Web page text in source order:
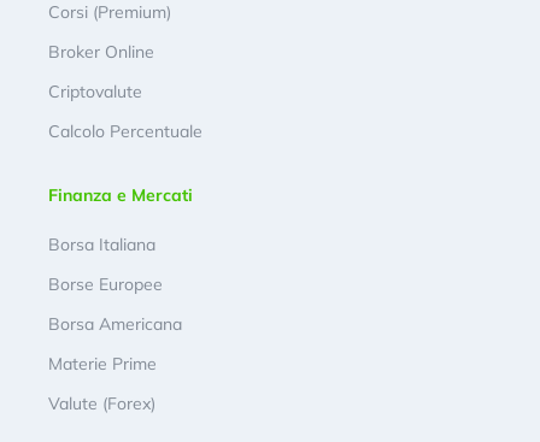
Corsi (Premium)
Broker Online
Criptovalute
Calcolo Percentuale
Finanza e Mercati
Borsa Italiana
Borse Europee
Borsa Americana
Materie Prime
Valute (Forex)